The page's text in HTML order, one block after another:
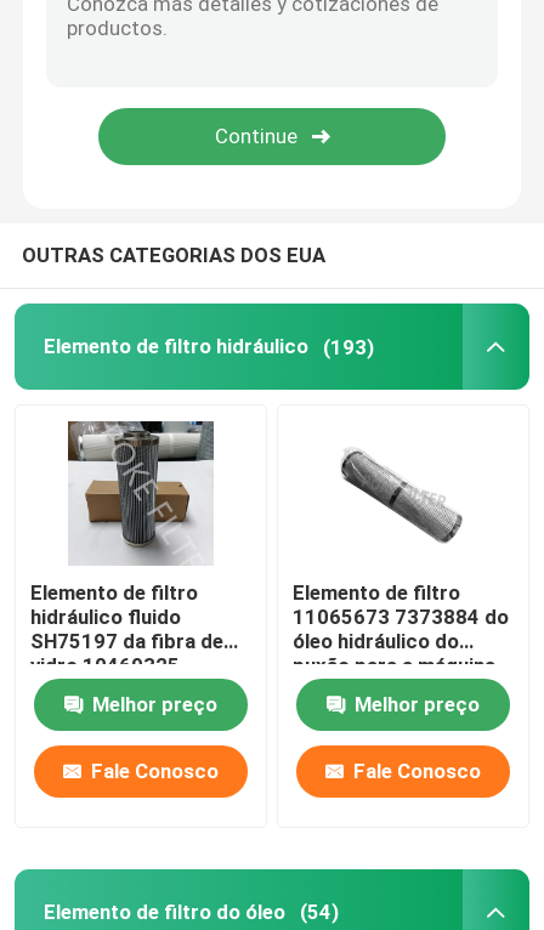
Filtro em caixa da fibra de vidro
OUTRAS CATEGORIAS DOS EUA
Elemento de filtro hidráulico (193)
Elemento de filtro
hidráulico fluido
SH75197 da fibra de
vidro 10469325
SH75012 PT9330MPG
Melhor preço
Fale Conosco
Elemento de filtro
11065673 7373884 do
óleo hidráulico do
puxão para a máquina
escavadora Engine
Melhor preço
Fale Conosco
Elemento de filtro do óleo (54)